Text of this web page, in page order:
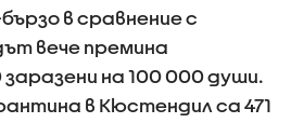
в сравнение с
вече премина
на 100 000 души.
в Кюстендил са 471